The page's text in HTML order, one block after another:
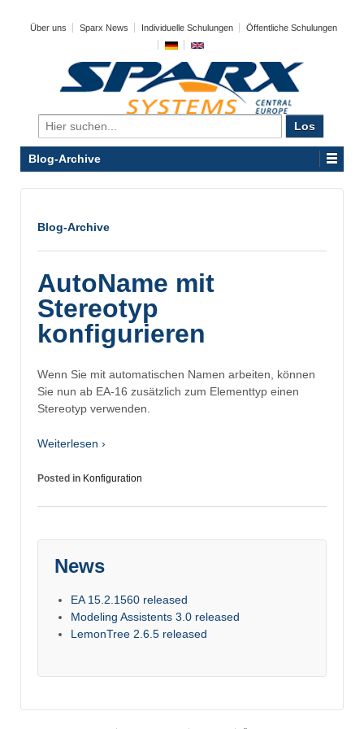
Über uns Sparx News Individuelle Schulungen Öffentliche Schulungen
Search
for:
Blog-Archive
Blog-Archive
AutoName mit
Stereotyp
konfigurieren
Wenn Sie mit automatischen Namen arbeiten, können
Sie nun ab EA-16 zusätzlich zum Elementtyp einen
Stereotyp verwenden.
Weiterlesen ›
Posted in Konfiguration
News
EA 15.2.1560 released
Modeling Assistents 3.0 released
LemonTree 2.6.5 released